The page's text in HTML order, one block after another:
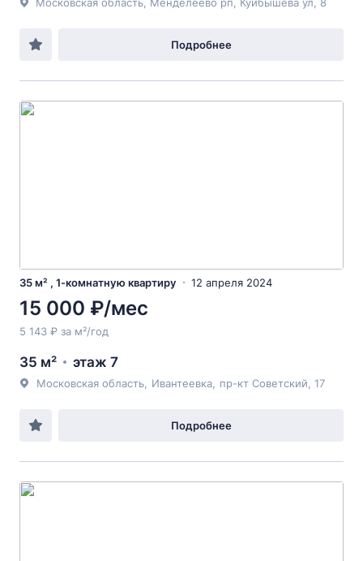
Подробнее
35 м² , 1-комнатную квартиру 12 апреля 2024
15 000 ₽/мес
5 143 ₽ за м²/год
35 м² этаж 7
Московская область Ивантеевка пр-кт Советский , 17
Подробнее